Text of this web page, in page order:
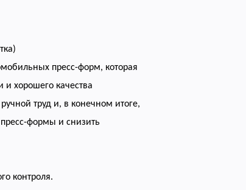
пресс-форм, которая
и хорошего качества
труд и, в конечном итоге,
формы и снизить
контроля.